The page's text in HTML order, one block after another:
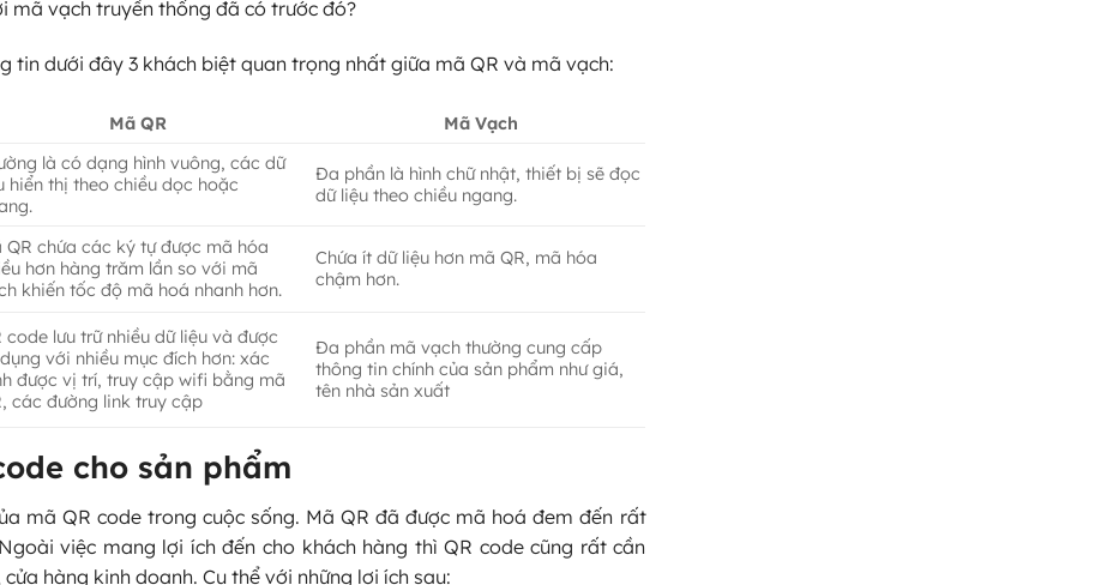
mã vạch truyền thống đã có trước đó?
tin dưới đây 3 khách biệt quan trọng nhất giữa mã QR và mã vạch:
Mã QR Mã Vạch
là có dạng hình vuông, các dữ
hiển thị theo chiều dọc hoặc
Đa phần là hình chữ nhật, thiết bị sẽ đọc
dữ liệu theo chiều ngang.
QR chứa các ký tự được mã hóa
hơn hàng trăm lần so với mã
khiến tốc độ mã hoá nhanh hơn.
Chứa ít dữ liệu hơn mã QR, mã hóa
chậm hơn.
code lưu trữ nhiều dữ liệu và được
với nhiều mục đích hơn: xác
được vị trí, truy cập wifi bằng mã
các đường link truy cập
Đa phần mã vạch thường cung cấp
thông tin chính của sản phẩm như giá,
tên nhà sản xuất
cho sản phẩm
mã QR code trong cuộc sống. Mã QR đã được mã hoá đem đến rất
việc mang lợi ích đến cho khách hàng thì QR code cũng rất cần
hàng kinh doanh. Cụ thể với những lợi ích sau: